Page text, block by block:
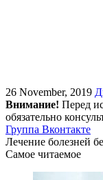
26 November, 2019
Внимание! Перед
обязательно
Группа Вконтакте
Лечение болезней
Самое читаемое